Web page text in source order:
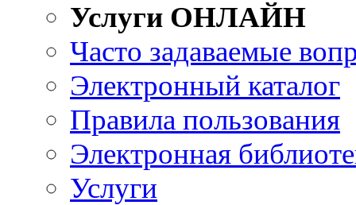
Услуги ОНЛАЙН
Часто задаваемые
Электронный каталог
Правила пользования
Электронная
Услуги